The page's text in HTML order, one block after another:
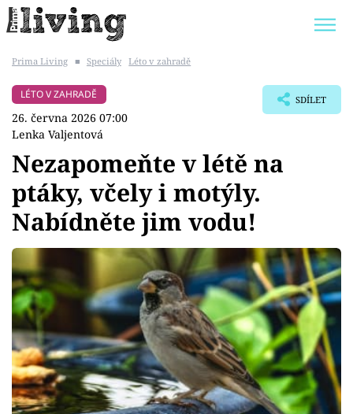
BYDLENÍ SLAVNÝCH
Témata
Bydlení
Zahrada
Design
Sledujte prima+
Přihlášení
Prima Living ■ Speciály Léto v zahradě
LÉTO V ZAHRADĚ
26. června 2026 07:00
Lenka Valjentová
SDÍLET
Nezapomeňte v létě na
ptáky, včely i motýly.
Nabídněte jim vodu!